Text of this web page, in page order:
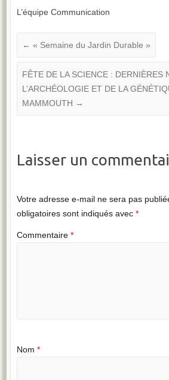
L’équipe Communication
← « Semaine du Jardin Durable »
FÊTE DE LA SCIENCE : DERNIÈRES
L’ARCHÉOLOGIE ET DE LA
MAMMOUTH →
Laisser un
Votre adresse e-mail ne sera pas
obligatoires sont indiqués avec *
Commentaire *
Nom *